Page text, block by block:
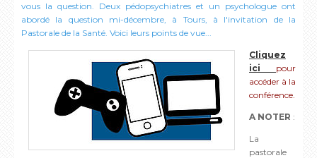
vous la question. Deux pédopsychiatres et un psychologue ont
abordé la question mi-décembre, à Tours, à l'invitation de la
Pastorale de la Santé. Voici leurs points de vue...
Cliquez
ici
pour
accéder à la
conférence.
A NOTER :
La
pastorale